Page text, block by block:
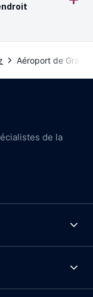
Aéroport de Graz
de la